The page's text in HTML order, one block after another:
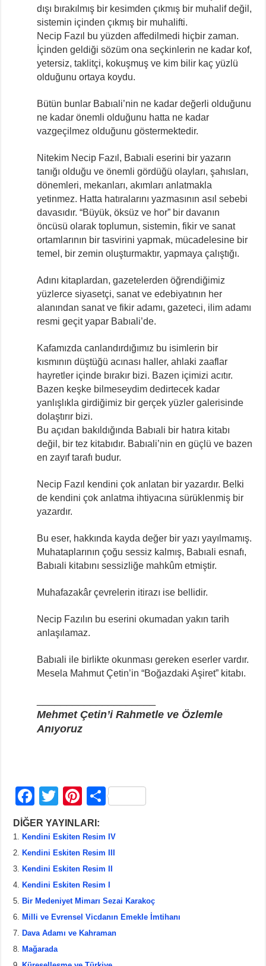
dışı bırakılmış bir kesimden çıkmış bir muhalif değil,
sistemin içinden çıkmış bir muhalifti.
Necip Fazıl bu yüzden affedilmedi hiçbir zaman.
İçinden geldiği sözüm ona seçkinlerin ne kadar kof,
yetersiz, taklitçi, kokuşmuş ve kim bilir kaç yüzlü
olduğunu ortaya koydu.
Bütün bunlar Babıali’nin ne kadar değerli olduğunu
ne kadar önemli olduğunu hatta ne kadar
vazgeçilmez olduğunu göstermektedir.
Nitekim Necip Fazıl, Babıali eserini bir yazarın
tanığı olduğu ve önemli gördüğü olayları, şahısları,
dönemleri, mekanları, akımları anlatmakla
yetinmez. Hatta hatıralarını yazmasının asıl sebebi
davasıdır. “Büyük, öksüz ve hor” bir davanın
öncüsü olarak toplumun, sistemin, fikir ve sanat
ortamlarının bir tasvirini yapmak, mücadelesine bir
temel, bir zemin oluşturmaktır, yapmaya çalıştığı.
Adını kitaplardan, gazetelerden öğrendiğimiz
yüzlerce siyasetçi, sanat ve edebiyatının her
alanından sanat ve fikir adamı, gazeteci, ilim adamı
resmi geçit yapar Babıali’de.
Kafamızda canlandırdığımız bu isimlerin bir
kısmının düştüğü acınası haller, ahlaki zaaflar
hayretler içinde bırakır bizi. Bazen içimizi acıtır.
Bazen keşke bilmeseydim dedirtecek kadar
yanlışlıkla girdiğimiz bir gerçek yüzler galerisinde
dolaştırır bizi.
Bu açıdan bakıldığında Babıali bir hatıra kitabı
değil, bir tez kitabıdır. Babıali’nin en güçlü ve bazen
en zayıf tarafı budur.
Necip Fazıl kendini çok anlatan bir yazardır. Belki
de kendini çok anlatma ihtiyacına sürüklenmiş bir
yazardır.
Bu eser, hakkında kayda değer bir yazı yayılmamış.
Muhataplarının çoğu sessiz kalmış, Babıali esnafı,
Babıali kitabını sessizliğe mahkûm etmiştir.
Muhafazakâr çevrelerin itirazı ise bellidir.
Necip Fazılın bu eserini okumadan yakın tarih
anlaşılamaz.
Babıali ile birlikte okunması gereken eserler vardır.
Mesela Mahmut Çetin’in “Boğazdaki Aşiret” kitabı.
Mehmet Çetin’i Rahmetle ve Özlemle
Anıyoruz
F
a
c
e
b
o
o
k
T
wi
tt
er
Pi
nt
er
e
st
S
ar
e
DİĞER YAYINLARI:
Kendini Eskiten Resim IV
Kendini Eskiten Resim III
Kendini Eskiten Resim II
Kendini Eskiten Resim I
Bir Medeniyet Mimarı Sezai Karakoç
Milli ve Evrensel Vicdanın Emekle İmtihanı
Dava Adamı ve Kahraman
Mağarada